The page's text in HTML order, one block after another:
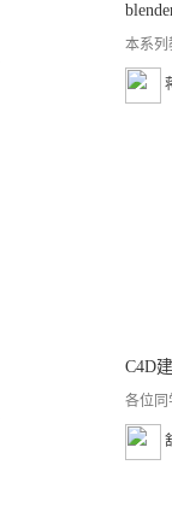
本系列
C4D
各位同